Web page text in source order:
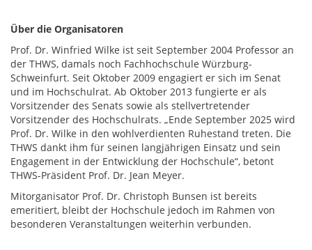
Über die Organisatoren
Prof. Dr. Winfried Wilke ist seit September 2004 Professor an
der THWS, damals noch Fachhochschule Würzburg-
Schweinfurt. Seit Oktober 2009 engagiert er sich im Senat
und im Hochschulrat. Ab Oktober 2013 fungierte er als
Vorsitzender des Senats sowie als stellvertretender
Vorsitzender des Hochschulrats. „Ende September 2025 wird
Prof. Dr. Wilke in den wohlverdienten Ruhestand treten. Die
THWS dankt ihm für seinen langjährigen Einsatz und sein
Engagement in der Entwicklung der Hochschule“, betont
THWS-Präsident Prof. Dr. Jean Meyer.
Mitorganisator Prof. Dr. Christoph Bunsen ist bereits
emeritiert, bleibt der Hochschule jedoch im Rahmen von
besonderen Veranstaltungen weiterhin verbunden.